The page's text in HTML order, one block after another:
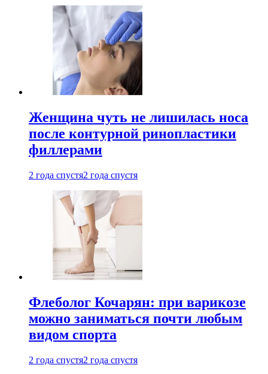
Женщина чуть не лишилась носа
после контурной ринопластики
филлерами
2 года спустя2 года спустя
Флеболог Кочарян: при варикозе
можно заниматься почти любым
видом спорта
2 года спустя2 года спустя